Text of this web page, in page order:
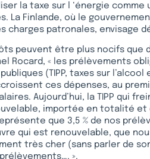
la taxe sur l ‘énergie comme
La Finlande, où le
charges patronales, envisage
peuvent être plus nocifs que
Rocard, « les prélèvements
(TIPP, taxes sur
ces dépenses, au
Aujourd’hui, la TIPP qui
importée en totalité et
que 3,5 % de nos
qui est renouvelable, que
très cher (sans parler de
».